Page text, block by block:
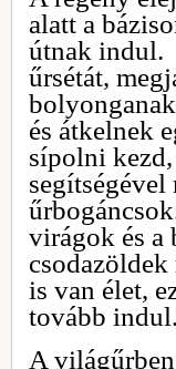
alatt a
útnak indul.
űrsétát,
és átkelnek
sípolni
virágok és a
is van élet,
tovább indul.
A